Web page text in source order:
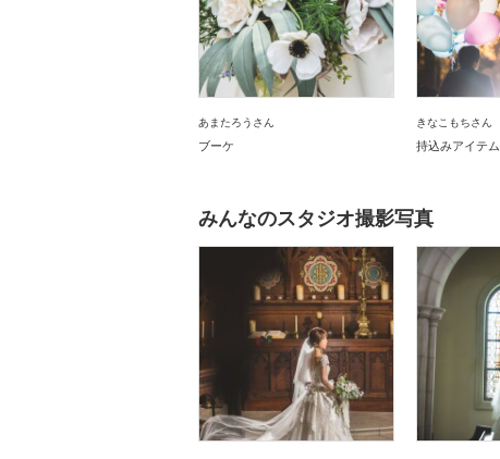
あまたろうさん
ブーケ
きなこもちさん
持込みアイテム
みんなのスタジオ撮影写真